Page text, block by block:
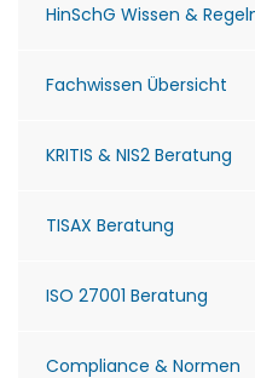
HinSchG Wissen &
Fachwissen Übersicht
KRITIS & NIS2 Beratung
TISAX Beratung
ISO 27001 Beratung
Compliance & Normen